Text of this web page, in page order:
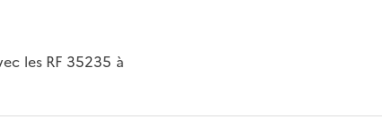
les RF 35235 à